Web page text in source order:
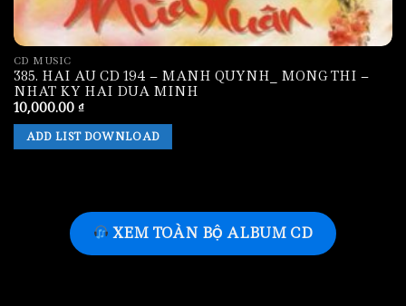
CD MUSIC
385. HAI AU CD 194 – MANH QUYNH_ MONG THI –
NHAT KY HAI DUA MINH
10,000.00 ₫
ADD LIST DOWNLOAD
XEM TOÀN BỘ ALBUM CD